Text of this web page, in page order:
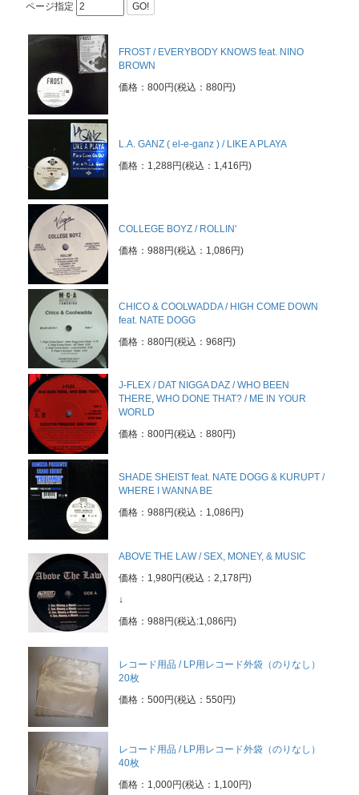
ページ指定
GO!
FROST / EVERYBODY KNOWS feat. NINO
BROWN
価格：800円(税込：880円)
L.A. GANZ ( el-e-ganz ) / LIKE A PLAYA
価格：1,288円(税込：1,416円)
COLLEGE BOYZ / ROLLIN'
価格：988円(税込：1,086円)
CHICO & COOLWADDA / HIGH COME DOWN
feat. NATE DOGG
価格：880円(税込：968円)
J-FLEX / DAT NIGGA DAZ / WHO BEEN
THERE, WHO DONE THAT? / ME IN YOUR
WORLD
価格：800円(税込：880円)
SHADE SHEIST feat. NATE DOGG & KURUPT /
WHERE I WANNA BE
価格：988円(税込：1,086円)
ABOVE THE LAW / SEX, MONEY, & MUSIC
価格：1,980円(税込：2,178円)
↓
価格：988円(税込:1,086円)
レコード用品 / LP用レコード外袋（のりなし）
20枚
価格：500円(税込：550円)
レコード用品 / LP用レコード外袋（のりなし）
40枚
価格：1,000円(税込：1,100円)